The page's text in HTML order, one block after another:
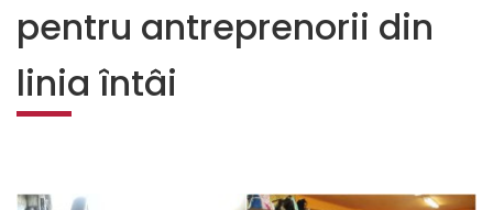
pentru antreprenorii din
linia întâi